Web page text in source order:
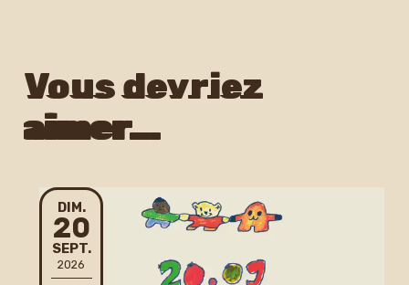
Vous devriez
aimer…
DIMANCHE
DIM.
20
SEPTEMBRE
SEPT.
2026